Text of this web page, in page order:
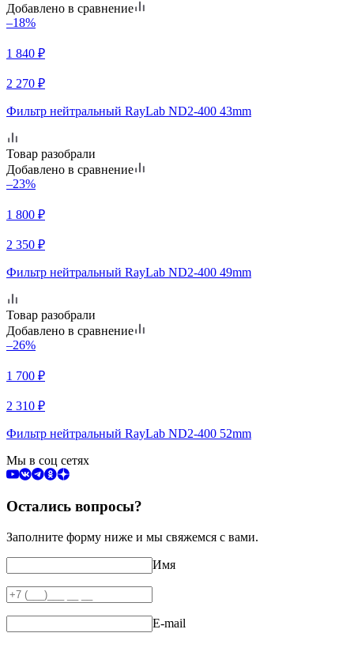
Добавлено в сравнение
–18%
1 840 ₽
2 270 ₽
Фильтр нейтральный RayLab ND2-400 43mm
Товар разобрали
Добавлено в сравнение
–23%
1 800 ₽
2 350 ₽
Фильтр нейтральный RayLab ND2-400 49mm
Товар разобрали
Добавлено в сравнение
–26%
1 700 ₽
2 310 ₽
Фильтр нейтральный RayLab ND2-400 52mm
Мы в соц сетях
Остались вопросы?
Заполните форму ниже и мы свяжемся с вами.
Имя
E-mail